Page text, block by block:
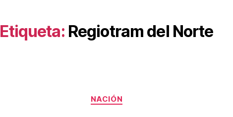
Etiqueta: Regiotram del Norte
Categorías
NACIÓN